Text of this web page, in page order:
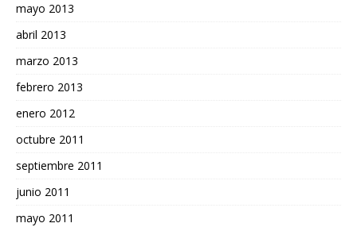
mayo 2013
abril 2013
marzo 2013
febrero 2013
enero 2012
octubre 2011
septiembre 2011
junio 2011
mayo 2011